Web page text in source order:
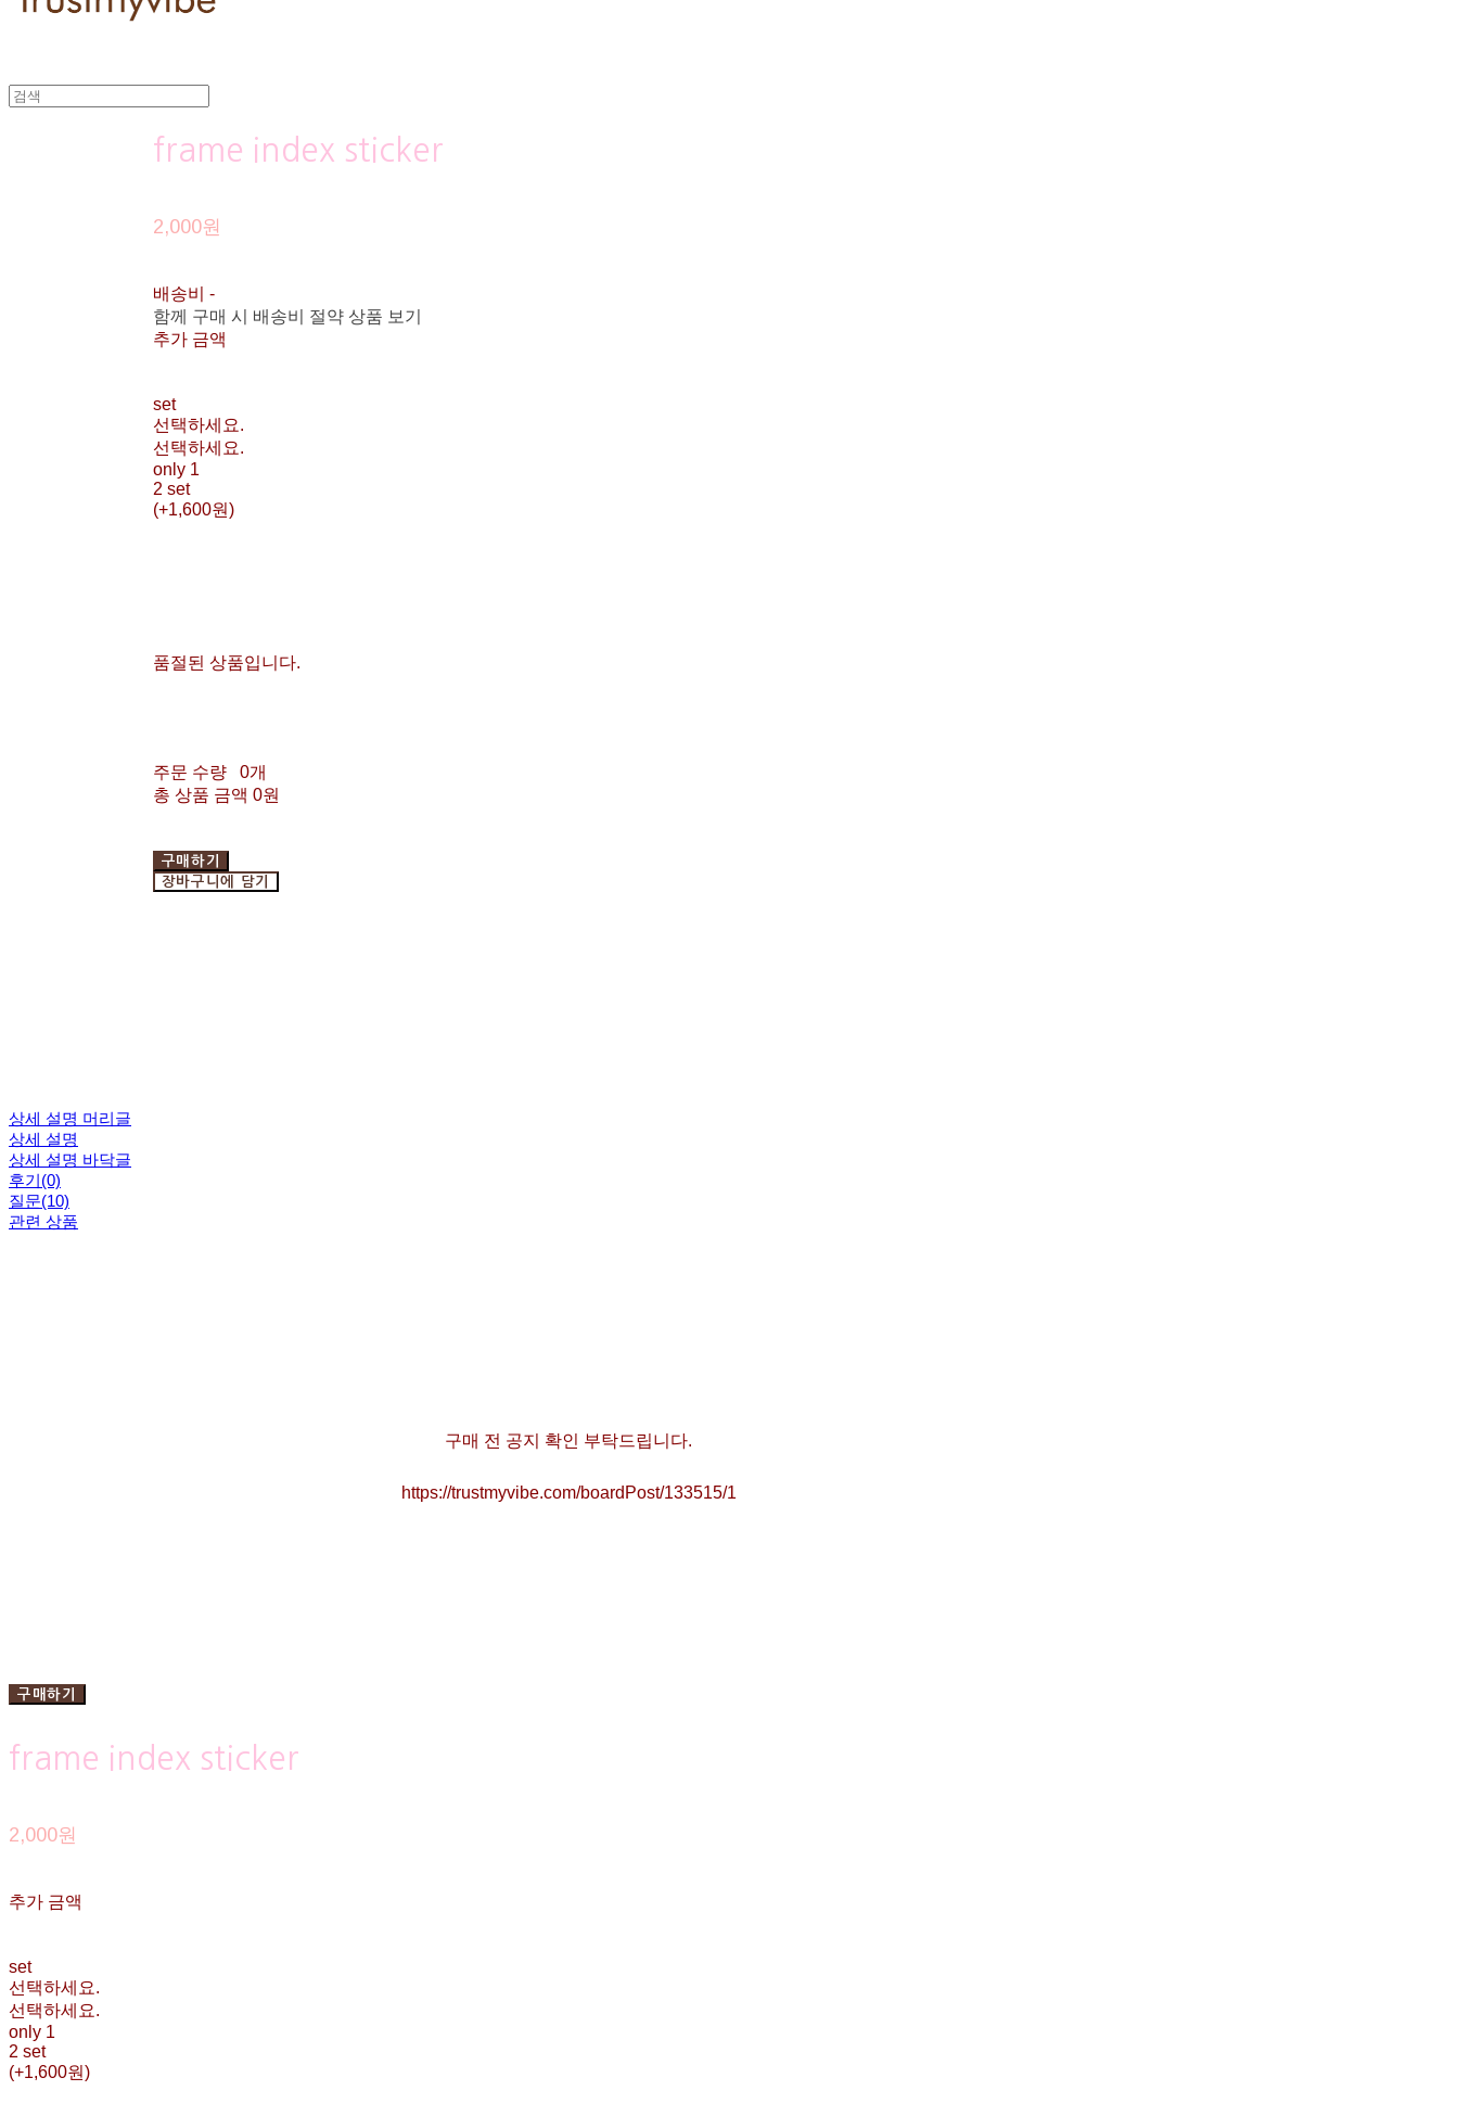
frame index sticker
2,000원
배송비 -
함께 구매 시 배송비 절약 상품 보기
추가 금액
set
선택하세요.
선택하세요.
only 1
2 set
(+1,600원)
품절된 상품입니다.
주문 수량
0개
총 상품 금액 0원
구매하기
장바구니에 담기
상세 설명 머리글
상세 설명
상세 설명 바닥글
후기(0)
질문(10)
관련 상품
구매 전 공지 확인 부탁드립니다.
https://trustmyvibe.com/boardPost/133515/1
구매하기
frame index sticker
2,000원
추가 금액
set
선택하세요.
선택하세요.
only 1
2 set
(+1,600원)